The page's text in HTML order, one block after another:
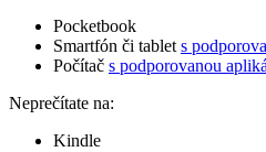
Pocketbook
Smartfón či tablet s
Počítač s podporovanou
Neprečítate na:
Kindle